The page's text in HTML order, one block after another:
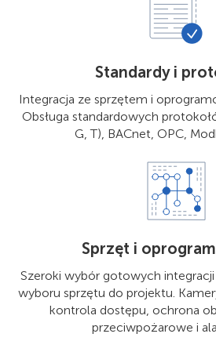
Standardy i
Integracja ze sprzętem i
Obsługa standardowych
G, T), BACnet, OPC,
Sprzęt i
Szeroki wybór gotowych
wyboru sprzętu do projektu.
kontrola dostępu, ochrona
przeciwpożarowe i